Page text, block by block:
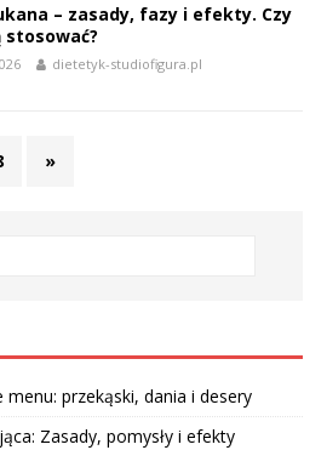
– zasady, fazy i efekty. Czy
dietetyk-studiofigura.pl
»
menu: przekąski, dania i desery
Zasady, pomysły i efekty